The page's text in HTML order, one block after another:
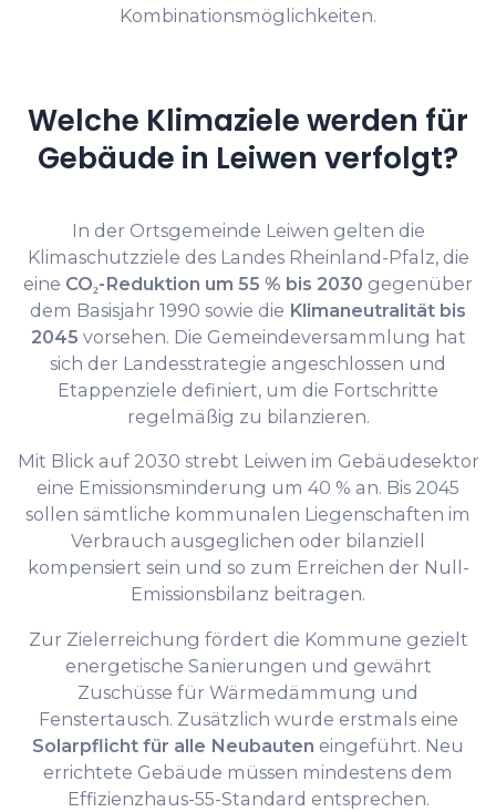
Kombinationsmöglichkeiten.
Welche Klimaziele werden für
Gebäude in Leiwen verfolgt?
In der Ortsgemeinde Leiwen gelten die
Klimaschutzziele des Landes Rheinland-Pfalz, die
eine CO₂-Reduktion um 55 % bis 2030 gegenüber
dem Basisjahr 1990 sowie die Klimaneutralität bis
2045 vorsehen. Die Gemeindeversammlung hat
sich der Landesstrategie angeschlossen und
Etappenziele definiert, um die Fortschritte
regelmäßig zu bilanzieren.
Mit Blick auf 2030 strebt Leiwen im Gebäudesektor
eine Emissionsminderung um 40 % an. Bis 2045
sollen sämtliche kommunalen Liegenschaften im
Verbrauch ausgeglichen oder bilanziell
kompensiert sein und so zum Erreichen der Null-
Emissionsbilanz beitragen.
Zur Zielerreichung fördert die Kommune gezielt
energetische Sanierungen und gewährt
Zuschüsse für Wärmedämmung und
Fenstertausch. Zusätzlich wurde erstmals eine
Solarpflicht für alle Neubauten eingeführt. Neu
errichtete Gebäude müssen mindestens dem
Effizienzhaus-55-Standard entsprechen.